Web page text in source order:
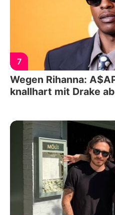
7
Wegen Rihanna:
knallhart mit Drake ab